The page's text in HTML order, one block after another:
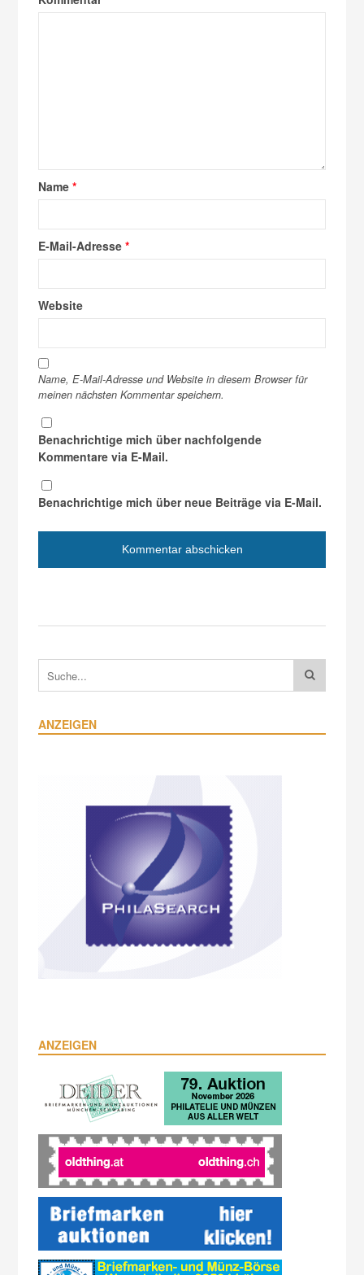
Name*
E-Mail-Adresse*
Website
Name, E-Mail-Adresse und Website in diesem Browser für
meinen nächsten Kommentar speichern.
Benachrichtige mich über nachfolgende
Kommentare via E-Mail.
Benachrichtige mich über neue Beiträge via E-Mail.
ANZEIGEN
ANZEIGEN